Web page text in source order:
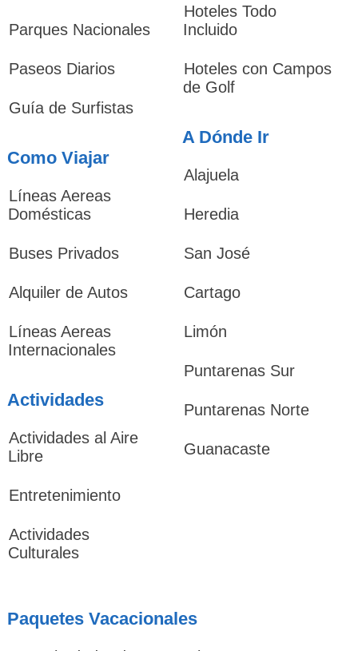
Parques Nacionales
Paseos Diarios
Guía de Surfistas
Como Viajar
Líneas Aereas
Domésticas
Buses Privados
Alquiler de Autos
Líneas Aereas
Internacionales
Actividades
Actividades al Aire
Libre
Entretenimiento
Actividades
Culturales
Hoteles Todo
Incluido
Hoteles con Campos
de Golf
A Dónde Ir
Alajuela
Heredia
San José
Cartago
Limón
Puntarenas Sur
Puntarenas Norte
Guanacaste
Paquetes Vacacionales